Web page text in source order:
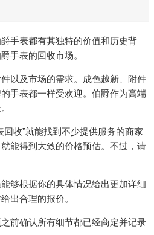
手表都有其独特的价值和历史背
手表的回收市场。
以及市场的需求。成色越新、附件
手表都一样受欢迎。伯爵作为高端
收”就能找到不少提供服务的商家
能得到大致的价格预估。不过，请
够根据你的具体情况给出更加详细
出合理的报价。
前确认所有细节都已经商定并记录